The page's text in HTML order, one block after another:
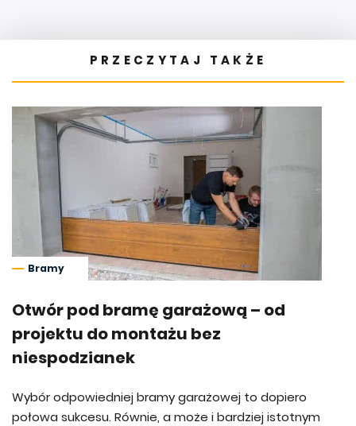
PRZECZYTAJ TAKŻE
Bramy
Otwór pod bramę garażową – od
projektu do montażu bez
niespodzianek
Wybór odpowiedniej bramy garażowej to dopiero
połowa sukcesu. Równie, a może i bardziej istotnym